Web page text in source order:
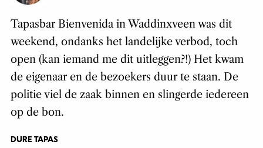
Tapasbar Bienvenida in Waddinxveen was dit
weekend, ondanks het landelijke verbod, toch
open (kan iemand me dit uitleggen?!) Het kwam
de eigenaar en de bezoekers duur te staan. De
politie viel de zaak binnen en slingerde iedereen
op de bon.
DURE TAPAS